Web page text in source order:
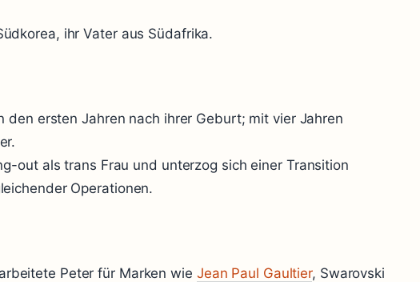
ihr Vater aus Südafrika.
den ersten Jahren nach ihrer Geburt; mit vier Jahren
out als trans Frau und unterzog sich einer Transition
Operationen.
Peter für Marken wie Jean Paul Gaultier, Swarovski